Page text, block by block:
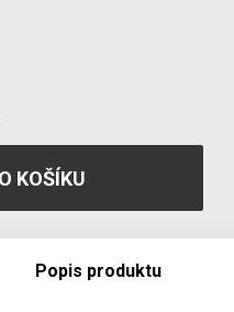
Popis produktu